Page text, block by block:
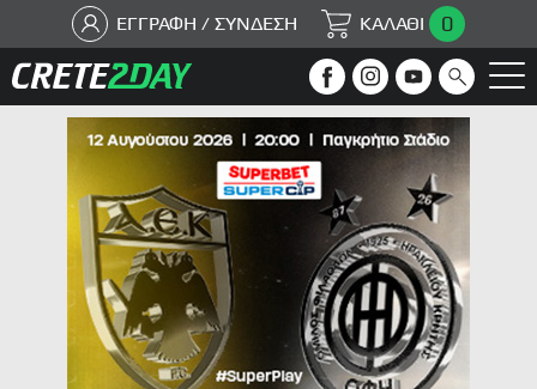
ΕΓΓΡΑΦΗ / ΣΥΝΔΕΣΗ ΚΑΛΑΘΙ 0